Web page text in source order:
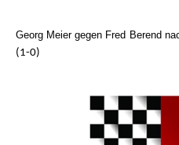
Georg Meier gegen Fred Berend
(1-0)